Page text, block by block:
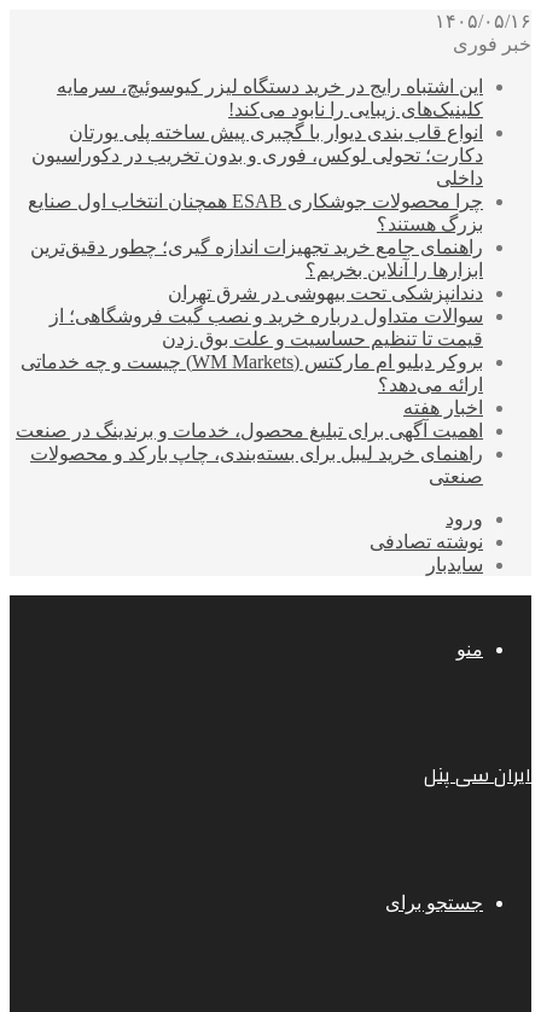
۱۴۰۵/۰۵/۱۶
خبر فوری
این اشتباه رایج در خرید دستگاه لیزر کیوسوئیچ، سرمایه
کلینیک‌های زیبایی را نابود می‌کند!
انواع قاب بندی دیوار با گچبری پیش ساخته پلی یورتان
دکارت؛ تحولی لوکس، فوری و بدون تخریب در دکوراسیون
داخلی
چرا محصولات جوشکاری ESAB همچنان انتخاب اول صنایع
بزرگ هستند؟
راهنمای جامع خرید تجهیزات اندازه گیری؛ چطور دقیق‌ترین
ابزارها را آنلاین بخریم؟
دندانپزشکی تحت بیهوشی در شرق تهران
سوالات متداول درباره خرید و نصب گیت فروشگاهی؛ از
قیمت تا تنظیم حساسیت و علت بوق زدن
بروکر دبلیو ام مارکتس (WM Markets) چیست و چه خدماتی
ارائه می‌دهد؟
اخبار هفته
اهمیت آگهی برای تبلیغ محصول، خدمات و برندینگ در صنعت
راهنمای خرید لیبل برای بسته‌بندی، چاپ بارکد و محصولات
صنعتی
ورود
نوشته تصادفی
سایدبار
منو
ایران سی پنل
جستجو برای